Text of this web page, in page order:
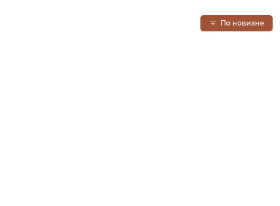
По новизне